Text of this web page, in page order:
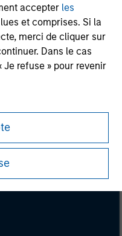
accepter les
lues et comprises. Si la
merci de cliquer sur
Dans le cas
refuse » pour revenir